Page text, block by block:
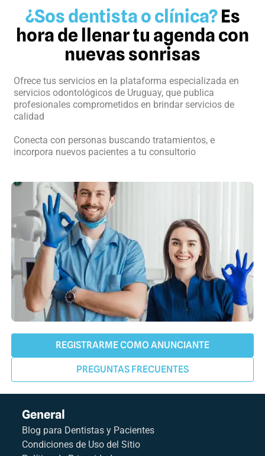
¿Sos dentista o clínica?Es
hora de llenar tu agenda con
nuevas sonrisas
Ofrece tus servicios en la plataforma especializada en
servicios odontológicos de Uruguay, que publica
profesionales comprometidos en brindar servicios de
calidad
Conecta con personas buscando tratamientos, e
incorpora nuevos pacientes a tu consultorio
REGISTRARME COMO ANUNCIANTE
PREGUNTAS FRECUENTES
General
Blog para Dentistas y Pacientes
Condiciones de Uso del Sitio